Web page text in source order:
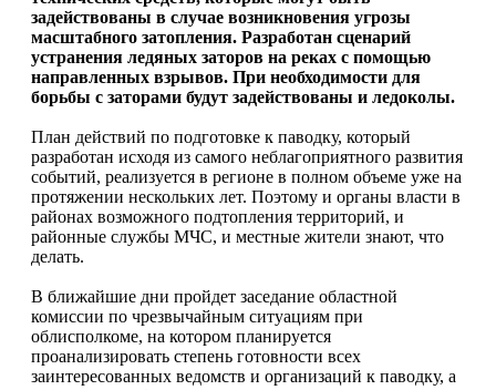
задействованы в случае возникновения угрозы
масштабного затопления. Разработан сценарий
устранения ледяных заторов на реках с помощью
направленных взрывов. При необходимости для
борьбы с заторами будут задействованы и ледоколы.
План действий по подготовке к паводку, который
разработан исходя из самого неблагоприятного развития
событий, реализуется в регионе в полном объеме уже на
протяжении нескольких лет. Поэтому и органы власти в
районах возможного подтопления территорий, и
районные службы МЧС, и местные жители знают, что
делать.
В ближайшие дни пройдет заседание областной
комиссии по чрезвычайным ситуациям при
облисполкоме, на котором планируется
проанализировать степень готовности всех
заинтересованных ведомств и организаций к паводку, а